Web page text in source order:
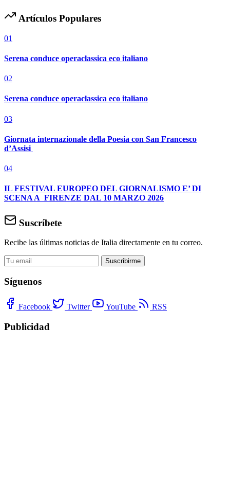
Artículos Populares
01
Serena conduce operaclassica eco italiano
02
Serena conduce operaclassica eco italiano
03
Giornata internazionale della Poesia con San Francesco
d’Assisi
04
IL FESTIVAL EUROPEO DEL GIORNALISMO E’ DI
SCENA A FIRENZE DAL 10 MARZO 2026
Suscríbete
Recibe las últimas noticias de Italia directamente en tu correo.
Suscribirme
Síguenos
Facebook Twitter YouTube RSS
Publicidad